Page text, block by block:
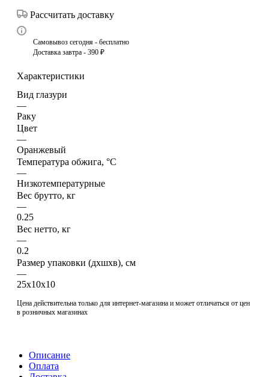
Рассчитать доставку
Самовывоз сегодня - бесплатно
Доставка завтра - 390 ₽
Характеристики
Вид глазури
—
Раку
Цвет
—
Оранжевый
Температура обжига, °C
—
Низкотемпературные
Вес брутто, кг
—
0.25
Вес нетто, кг
—
0.2
Размер упаковки (дхшхв), см
—
25х10х10
Цена действительна только для интернет-магазина и может отличаться от цен
в розничных магазинах
Описание
Оплата